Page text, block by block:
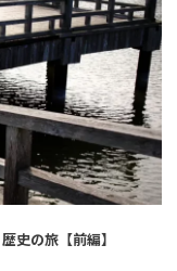
史の旅【前編】